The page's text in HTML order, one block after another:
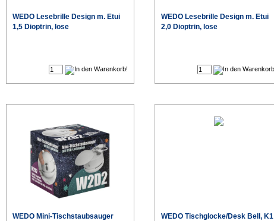
WEDO Lesebrille Design m. Etui
1,5 Dioptrin, lose
WEDO Lesebrille Design m. Etui
2,0 Dioptrin, lose
WEDO Mini-Tischstaubsauger
WEDO Tischglocke/Desk Bell, K1